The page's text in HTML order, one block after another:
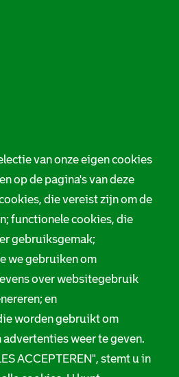
van onze eigen cookies
op de pagina's van deze
die vereist zijn om de
functionele cookies, die
gebruiksgemak;
we gebruiken om
over websitegebruik
en
worden gebruikt om
weer te geven.
ACCEPTEREN", stemt u in